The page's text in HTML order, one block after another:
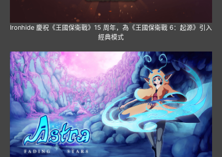
Ironhide 慶祝《王國保衛戰》15 周年，為《王國保衛戰 6：起源》引入
經典模式